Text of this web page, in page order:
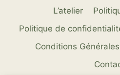
L’atelier
Politique de
Conditions